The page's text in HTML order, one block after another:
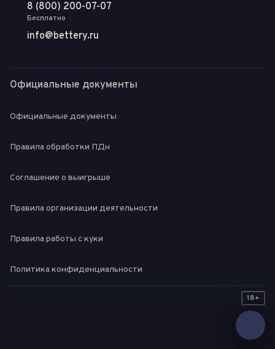
8 (800) 200-07-07
Бесплатно
info@bettery.ru
Официальные документы
Официальные документы
Правила обработки ПДн
Соглашение о выигрыше
Правила организации деятельности
Правила работы с куки
Политика конфиденциальности
18+